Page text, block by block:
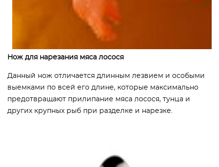
Нож для нарезания мяса лосося
Данный нож отличается длинным лезвием и особыми
выемками по всей его длине, которые максимально
предотвращают прилипание мяса лосося, тунца и
других крупных рыб при разделке и нарезке.